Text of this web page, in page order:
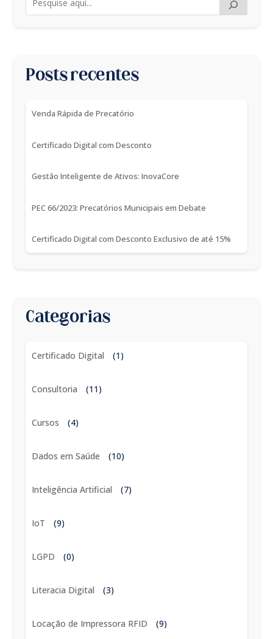
Posts recentes
Venda Rápida de Precatório
Certificado Digital com Desconto
Gestão Inteligente de Ativos: InovaCore
PEC 66/2023: Precatórios Municipais em Debate
Certificado Digital com Desconto Exclusivo de até 15%
Categorias
Certificado Digital (1)
Consultoria (11)
Cursos (4)
Dados em Saúde (10)
Inteligência Artificial (7)
IoT (9)
LGPD (0)
Literacia Digital (3)
Locação de Impressora RFID (9)